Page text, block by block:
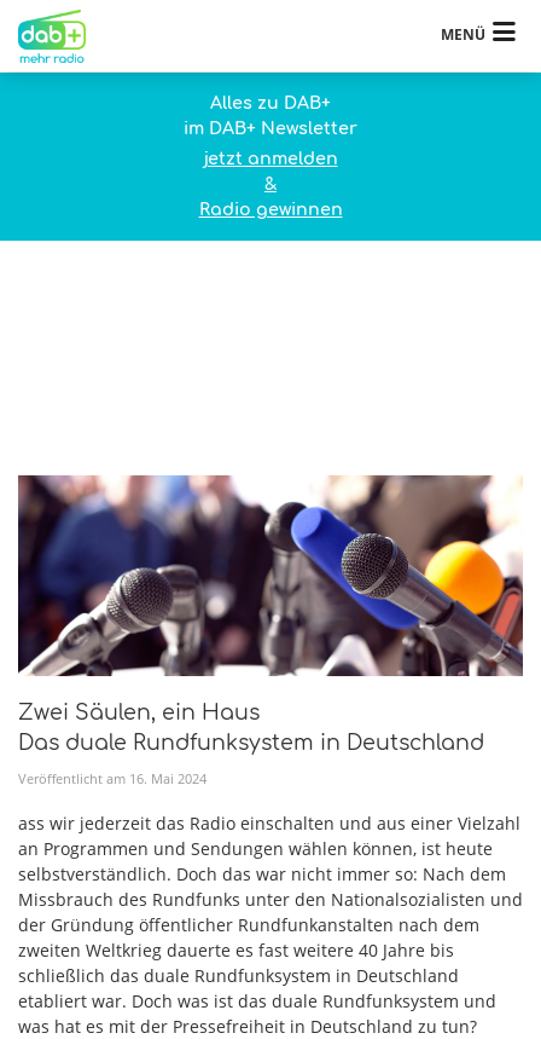
MENÜ
Alles zu DAB+
im DAB+ Newsletter
jetzt anmelden
&
Radio gewinnen
Zwei Säulen, ein Haus
Das duale Rundfunksystem in Deutschland
Veröffentlicht am 16. Mai 2024
ass wir jederzeit das Radio einschalten und aus einer Vielzahl
an Programmen und Sendungen wählen können, ist heute
selbstverständlich. Doch das war nicht immer so: Nach dem
Missbrauch des Rundfunks unter den Nationalsozialisten und
der Gründung öffentlicher Rundfunkanstalten nach dem
zweiten Weltkrieg dauerte es fast weitere 40 Jahre bis
schließlich das duale Rundfunksystem in Deutschland
etabliert war. Doch was ist das duale Rundfunksystem und
was hat es mit der Pressefreiheit in Deutschland zu tun?